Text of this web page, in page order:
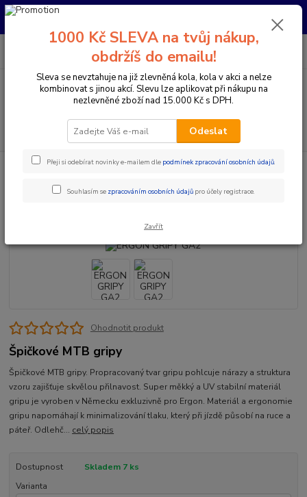
Pro nachystání kola / doplňků na prodejně si prosím zavolejte dopředu.
Menu
CZK
PO-PÁ 10:00-17:00 | SO: 9:00-12:00
Komponenty na kolo Gripy a omotávky
Gripy klasické / MTB
Ohodnotit produkt
Špičkové MTB gripy
Špičkové MTB gripy. Propracovaný tvar gripu pohlcuje nárazy a struktura
vzoru zajišťuje skvělou přilnavost. Super měkký a UV stabilní materiál
gripu je vyroben v Německu exkluzivně pro Ergon. Materiál a ergonomie
gripu napomáhají k minimalizování tlaku, který při jízdě působí na ruce a
páteř. Odlehč... celý popis
Dostupnost
Skladem 7 ks
Varianta
1000 Kč SLEVA na tvůj nákup,
obdržíš do emailu!
Sleva se nevztahuje na již zlevněná kola, kola v akci a nelze
kombinovat s jinou akcí. Slevu lze aplikovat při nákupu na
nezlevněné zboží nad 15.000 Kč s DPH.
Odeslat
Přeji si odebírat novinky e-mailem dle podmínek zpracování osobních údajů.
Souhlasím se zpracováním osobních údajů pro účely registrace.
Zavřít